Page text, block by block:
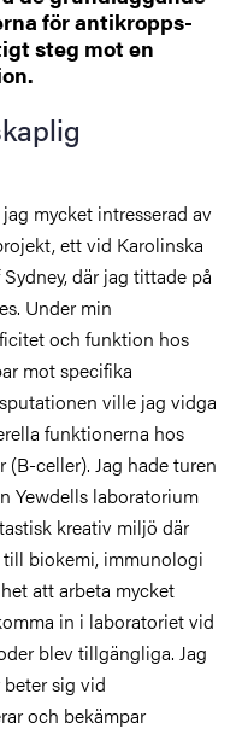
för antikropps-
steg mot en
mycket intresserad av
ett vid Karolinska
där jag tittade på
Under min
och funktion hos
mot specifika
ville jag vidga
funktionerna hos
celler). Jag hade turen
Yewdells laboratorium
kreativ miljö där
biokemi, immunologi
att arbeta mycket
in i laboratoriet vid
blev tillgängliga. Jag
sig vid
och bekämpar